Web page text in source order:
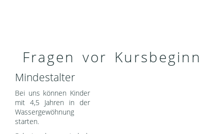
Fragen vor Kursbeginn
Mindestalter
Bei uns können Kinder
mit 4,5 Jahren in der
Wassergewöhnung
starten.